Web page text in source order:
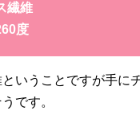
繊維
度
いうことですが手に
です。